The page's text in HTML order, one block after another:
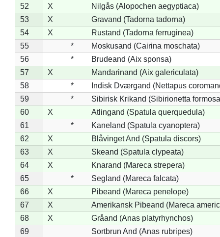
52
X
Nilgås (Alopochen aegyptiaca)
53
X
Gravand (Tadorna tadorna)
54
X
Rustand (Tadorna ferruginea)
55
*
Moskusand (Cairina moschata)
56
*
Brudeand (Aix sponsa)
57
X
Mandarinand (Aix galericulata)
58
*
Indisk Dværgand (Nettapus
59
*
Sibirisk Krikand (Sibirionetta
60
X
Atlingand (Spatula querquedula)
61
*
Kaneland (Spatula cyanoptera)
62
X
Blåvinget And (Spatula discors)
63
X
Skeand (Spatula clypeata)
64
X
Knarand (Mareca strepera)
65
*
Segland (Mareca falcata)
66
X
Pibeand (Mareca penelope)
67
X
Amerikansk Pibeand (Mareca
68
X
Gråand (Anas platyrhynchos)
69
Sortbrun And (Anas rubripes)